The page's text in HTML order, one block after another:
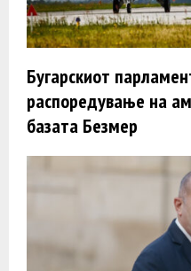
Бугарскиот
распоредување на
базата Безмер